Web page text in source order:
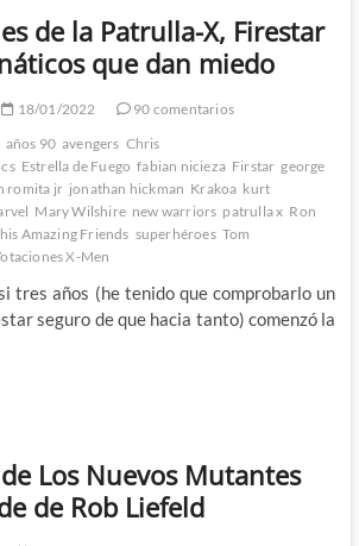
de la Patrulla-X, Firestar
que dan miedo
18/01/2022
90 comentarios
años 90 avengers Chris
Estrella de Fuego fabian nicieza Firstar george
romita jr jonathan hickman Krakoa kurt
Mary Wilshire new warriors patrulla x Ron
Amazing Friends superhéroes Tom
X-Men
tres años (he tenido que comprobarlo un
seguro de que hacia tanto) comenzó la
Los Nuevos Mutantes
de Rob Liefeld